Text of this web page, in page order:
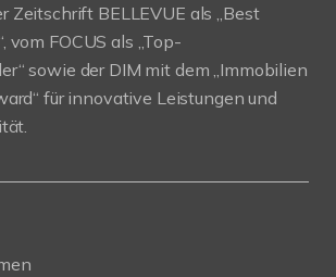
Zeitschrift BELLEVUE als „Best
vom FOCUS als „Top-
sowie der DIM mit dem „Immobilien
für innovative Leistungen und